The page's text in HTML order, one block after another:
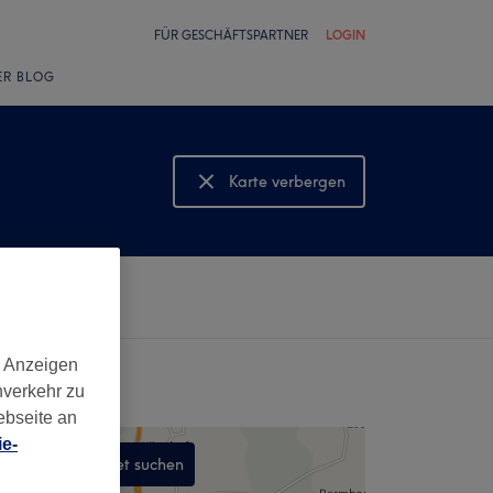
FÜR GESCHÄFTSPARTNER LOGIN
BLOG
Karte verbergen
Karte anzeigen
In diesem Gebiet suchen
zu
an